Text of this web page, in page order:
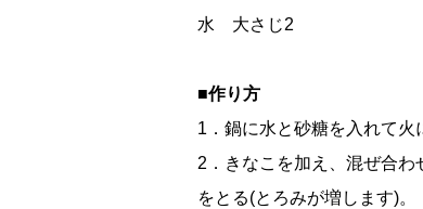
水 大さじ2
■作り方
1．鍋に水と砂糖を入れて火
2．きなこを加え、混ぜ合
をとる(とろみが増します)。